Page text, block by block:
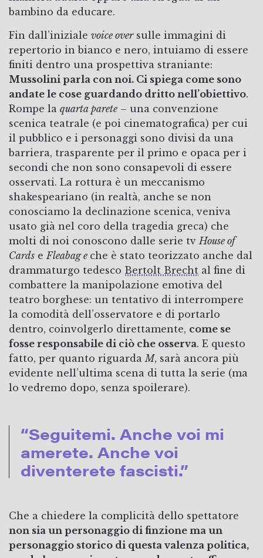
bambino da educare.
Fin dall’iniziale voice oversulle immagini di
repertorio in bianco e nero, intuiamo di essere
finiti dentro una prospettiva straniante:
Mussolini parla con noi. Ci spiega come sono
andate le cose guardando dritto nell’obiettivo.
Rompe la quarta parete – una convenzione
scenica teatrale (e poi cinematografica) per cui
il pubblico e i personaggi sono divisi da una
barriera, trasparente per il primo e opaca per i
secondi che non sono consapevoli di essere
osservati. La rottura è un meccanismo
shakespeariano (in realtà, anche se non
conosciamo la declinazione scenica, veniva
usato già nel coro della tragedia greca) che
molti di noi conoscono dalle serie tv House of
Cards e Fleabag e che è stato teorizzato anche dal
drammaturgo tedesco Bertolt Brecht al fine di
combattere la manipolazione emotiva del
teatro borghese: un tentativo di interrompere
la comodità dell’osservatore e di portarlo
dentro, coinvolgerlo direttamente, come se
fosse responsabile di ciò che osserva. E questo
fatto, per quanto riguarda M, sarà ancora più
evidente nell’ultima scena di tutta la serie (ma
lo vedremo dopo, senza spoilerare).
“Seguitemi. Anche voi mi
amerete. Anche voi
diventerete fascisti.”
Che a chiedere la complicità dello spettatore
non sia un personaggio di finzione ma un
personaggio storico di questa valenza politica,